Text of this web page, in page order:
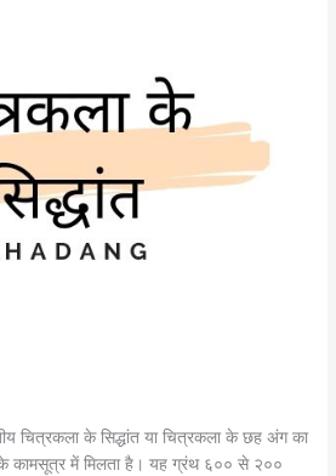
चित्रकला के सिद्धांत या चित्रकला के छह अंग का
कामसूत्र में मिलता है। यह ग्रंथ ६०० से २००